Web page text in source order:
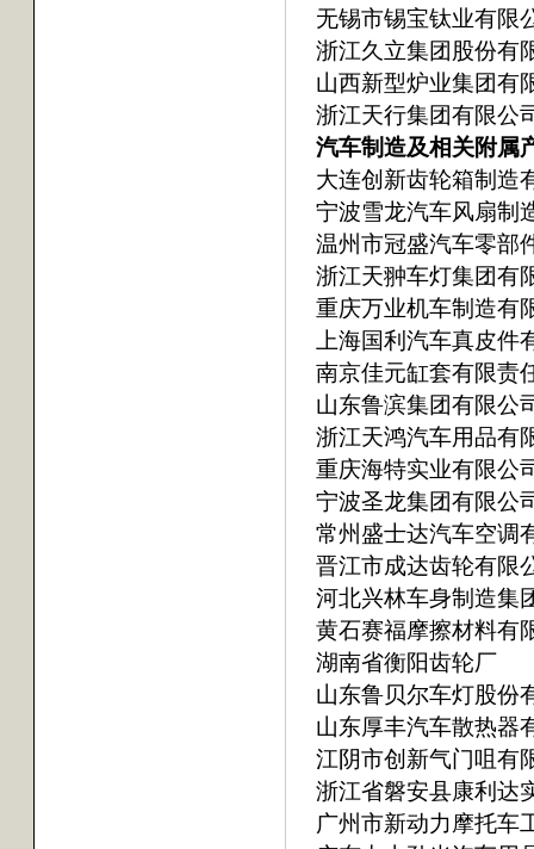
无锡市锡宝钛业有限
浙江久立集团股份有
山西新型炉业集团有
浙江天行集团有限公
汽车制造及相关附属
大连创新齿轮箱制造
宁波雪龙汽车风扇制
温州市冠盛汽车零部
浙江天翀车灯集团有
重庆万业机车制造有
上海国利汽车真皮件
南京佳元缸套有限责
山东鲁滨集团有限公
浙江天鸿汽车用品有
重庆海特实业有限公
宁波圣龙集团有限公
常州盛士达汽车空调
晋江市成达齿轮有限
河北兴林车身制造集
黄石赛福摩擦材料有
湖南省衡阳齿轮厂
山东鲁贝尔车灯股份
山东厚丰汽车散热器
江阴市创新气门咀有
浙江省磐安县康利达
广州市新动力摩托车